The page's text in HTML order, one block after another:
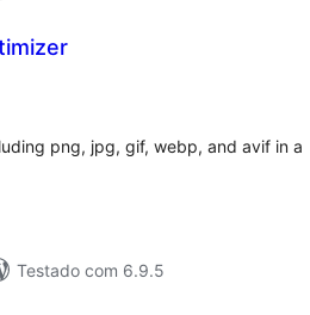
png, jpg, gif, webp, and avif in a
Testado com 6.9.5